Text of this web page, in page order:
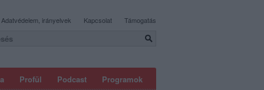
Profül Podcast Programok
Adatvédelem, irányelvek Kapcsolat Támogatás